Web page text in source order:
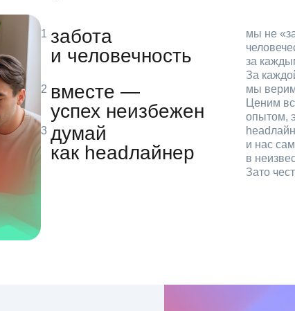
забота
и человечность
мы не
за
За
вместе —
успех неизбежен
мы верим
Ценим
опытом,
думай
как headлайнер
и нас
в
Зато